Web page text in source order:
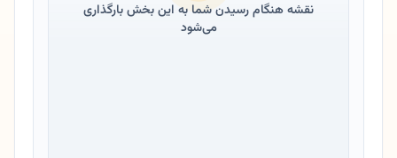
نقشه هنگام رسیدن شما به این بخش بارگذاری
می‌شود